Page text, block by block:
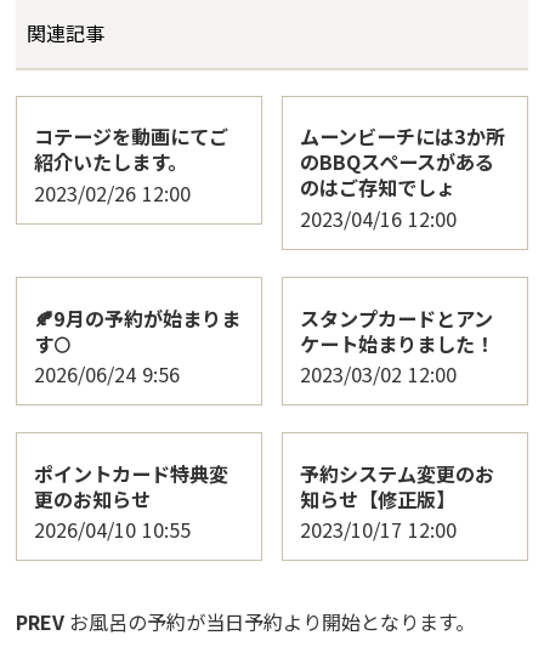
関連記事
コテージを動画にてご
紹介いたします。
2023/02/26 12:00
ムーンビーチには3か所
のBBQスペースがある
のはご存知でしょ
2023/04/16 12:00
🍂9月の予約が始まりま
す🌕
2026/06/24 9:56
スタンプカードとアン
ケート始まりました！
2023/03/02 12:00
ポイントカード特典変
更のお知らせ
2026/04/10 10:55
予約システム変更のお
知らせ【修正版】
2023/10/17 12:00
PREV お風呂の予約が当日予約より開始となります。